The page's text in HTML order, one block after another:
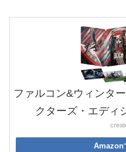
ファルコン&ウィンタ
クターズ・エディ
Amazon